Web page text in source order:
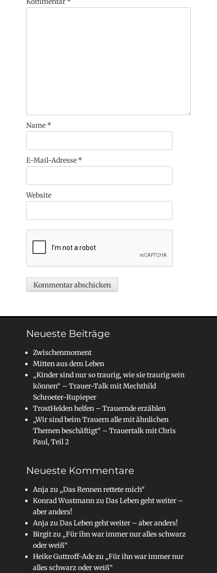
Name *
E-Mail-Adresse *
Website
Neueste Beiträge
Zwischenmoment
Mitten aus dem Leben
„Kinder sind nur so traurig, wie sie traurig sein
können“ – Trauer-Talk mit Mechthild
Schroeter-Rupieper
TrostHelden helfen – Trauernde erzählen
„Wir sind beim Trauern alle mit ähnlichen
Themen beschäftigt“ – Trauertalk mit Chris
Paul, Teil 2
Neueste Kommentare
Anjazu „Das Rennen rettete mich“
Konrad WustmannzuDas Leben geht weiter –
aber anders!
AnjazuDas Leben geht weiter – aber anders!
Birgitzu „Für ihn war immer nur alles schwarz
oder weiß“
Heike Guttroff-Adezu „Für ihn war immer nur
alles schwarz oder weiß“